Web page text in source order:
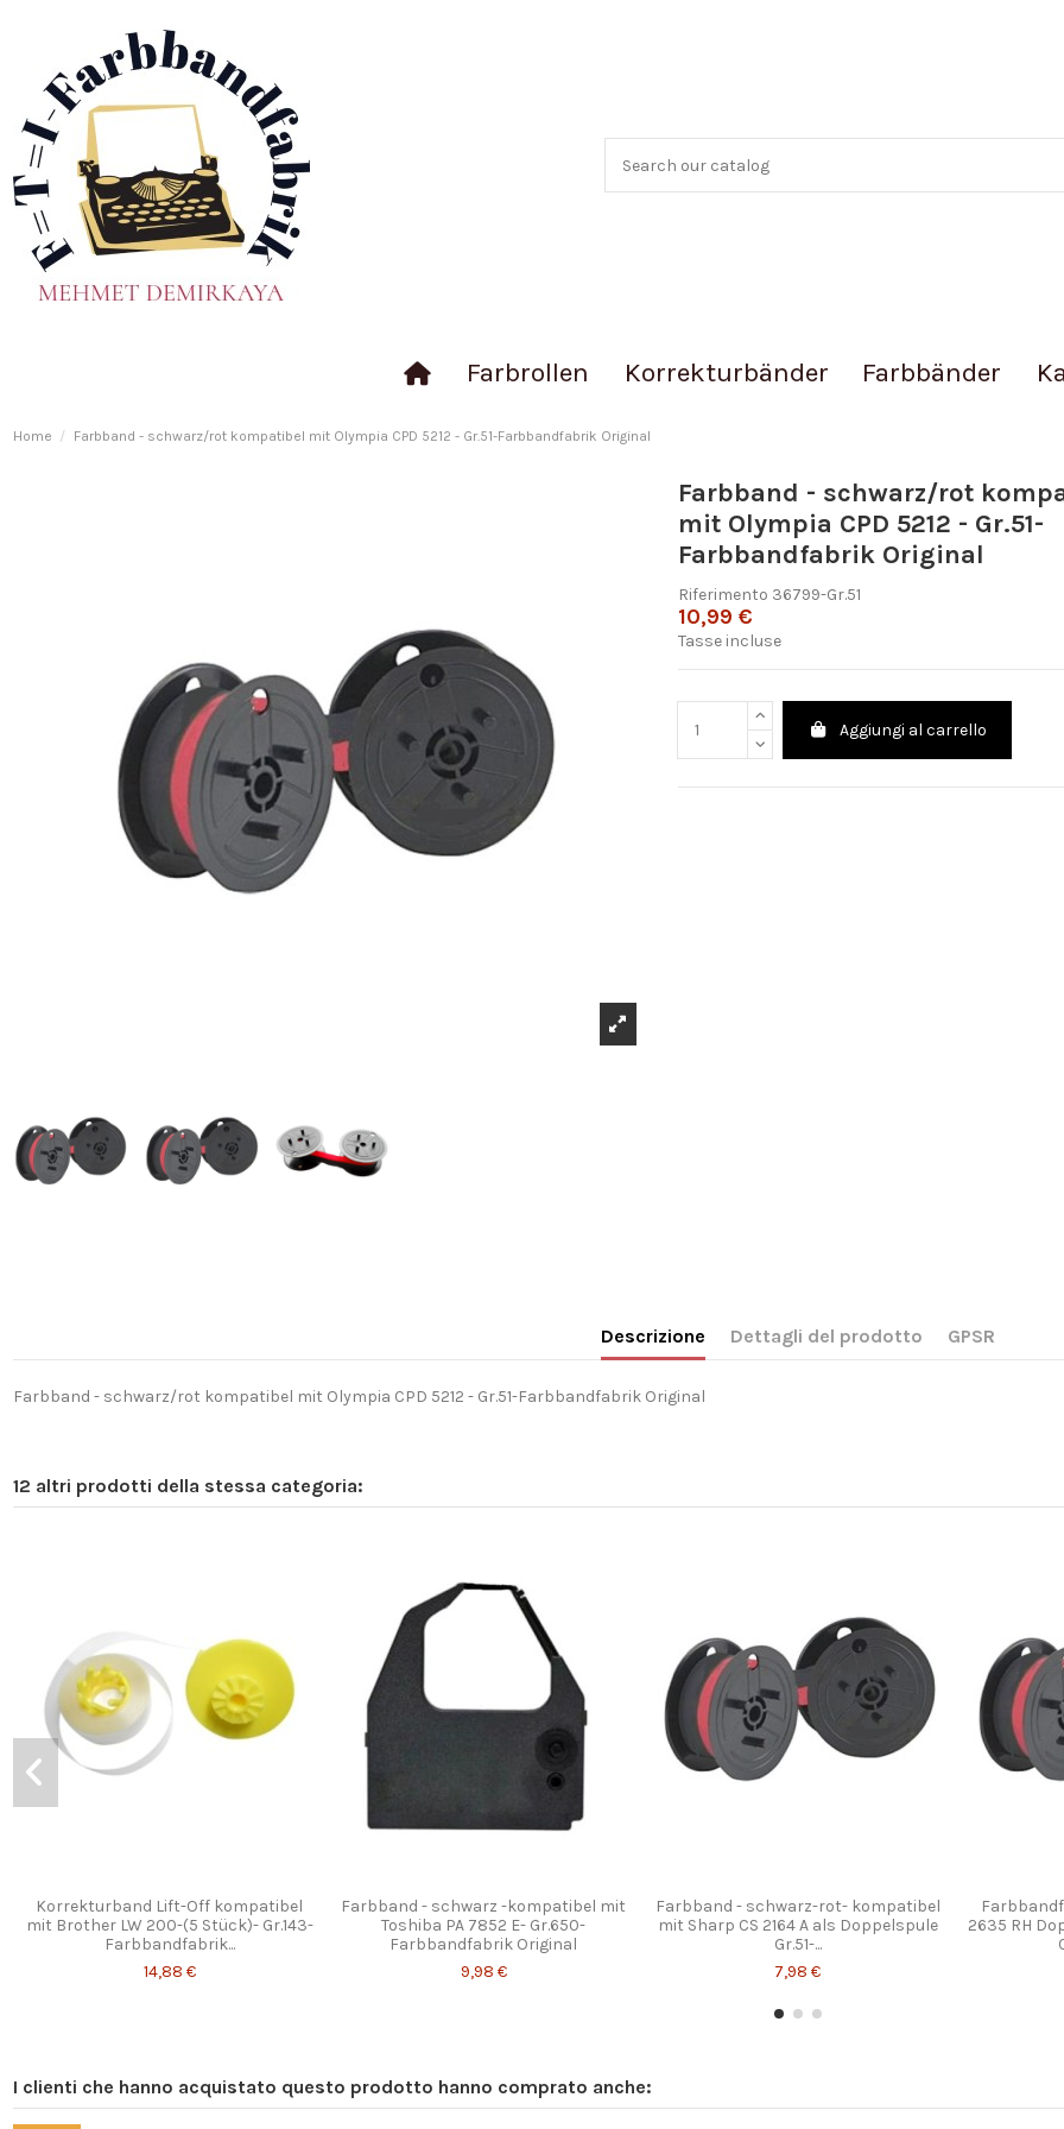
Farbrollen Korrekturbänder Farbbänder
Home Farbband - schwarz/rot kompatibel mit Olympia CPD 5212 - Gr.51-Farbbandfabrik Original
Farbband - schwarz/rot
mit Olympia CPD 5212 - Gr.51-
Farbbandfabrik Original
Riferimento 36799-Gr.51
10,99 €
Tasse incluse
Aggiungi al carrello
Descrizione Dettagli del prodotto GPSR
Farbband - schwarz/rot kompatibel mit Olympia CPD 5212 - Gr.51-Farbbandfabrik Original
12 altri prodotti della stessa categoria:
Korrekturband Lift-Off kompatibel
mit Brother LW 200-(5 Stück)- Gr.143-
Farbbandfabrik...
14,88 €
Farbband - schwarz -kompatibel mit
Toshiba PA 7852 E- Gr.650-
Farbbandfabrik Original
9,98 €
Farbband - schwarz-rot- kompatibel
mit Sharp CS 2164 A als Doppelspule
Gr.51-...
7,98 €
2635 RH
I clienti che hanno acquistato questo prodotto hanno comprato anche: